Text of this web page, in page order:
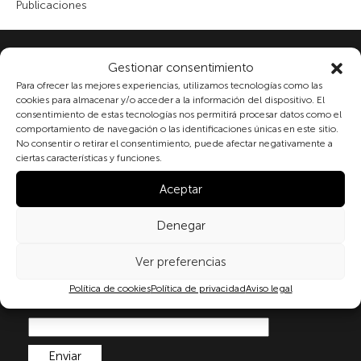
Gestionar consentimiento
Para ofrecer las mejores experiencias, utilizamos tecnologías como las
cookies para almacenar y/o acceder a la información del dispositivo. El
consentimiento de estas tecnologías nos permitirá procesar datos como el
comportamiento de navegación o las identificaciones únicas en este sitio.
No consentir o retirar el consentimiento, puede afectar negativamente a
ciertas características y funciones.
Aceptar
Denegar
Ver preferencias
Política de cookiesPolítica de privacidadAviso legal
Publicaciones
Suscribete a nuestra newsletter
Al marcar la casilla y enviar este formulario, usted
consiente expresamente el tratamiento de sus datos
personales conforme a la normativa vigente en
particular, de acuerdo con lo dispuesto en el
Reglamento (UE) 2016/679 del Parlamento Europeo y
del Consejo de 27 de abril de 2016 (RGPD) y la Ley
Datos Personales y garantía de los derechos
consultar nuestrapolítica de privacidad.